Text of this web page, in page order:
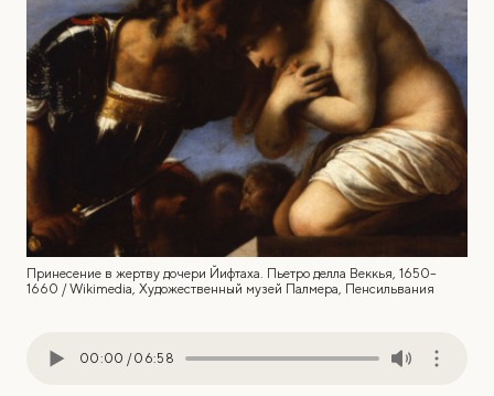
Принесение в жертву дочери Йифтаха. Пьетро делла Веккья, 1650–
1660 / Wikimedia, Художественный музей Палмера, Пенсильвания
00:00 / 06:58